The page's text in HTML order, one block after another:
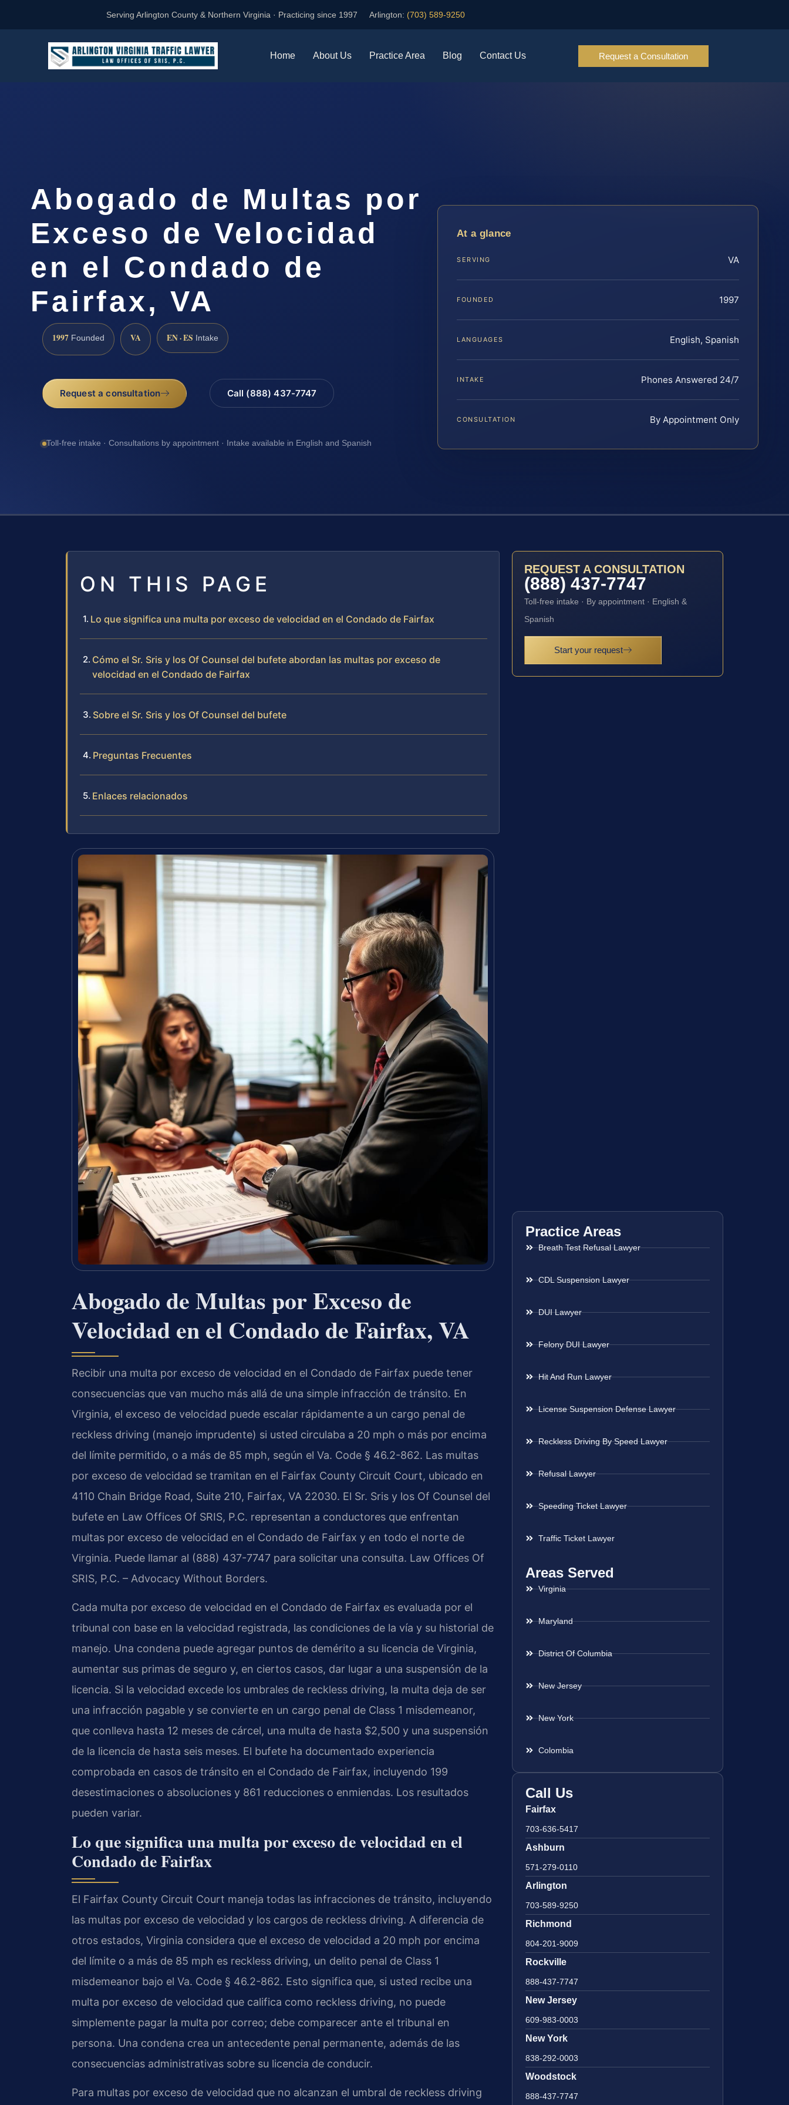
Serving Arlington County & Northern Virginia · Practicing since 1997 Arlington: (703) 589-9250
Home About Us Practice Area Blog Contact Us Request a Consultation
Abogado de Multas por
Exceso de Velocidad
en el Condado de
Fairfax, VA
1997 Founded VA EN · ES Intake
Request a consultation Call (888) 437-7747
Toll-free intake · Consultations by appointment · Intake available in English and Spanish
At a glance
SERVING VA
FOUNDED 1997
LANGUAGES English, Spanish
INTAKE Phones Answered 24/7
CONSULTATION By Appointment Only
ON THIS PAGE
Lo que significa una multa por exceso de velocidad en el Condado de Fairfax
Cómo el Sr. Sris y los Of Counsel del bufete abordan las multas por exceso de
velocidad en el Condado de Fairfax
Sobre el Sr. Sris y los Of Counsel del bufete
Preguntas Frecuentes
Enlaces relacionados
Abogado de Multas por Exceso de
Velocidad en el Condado de Fairfax, VA
Recibir una multa por exceso de velocidad en el Condado de Fairfax puede tener
consecuencias que van mucho más allá de una simple infracción de tránsito. En
Virginia, el exceso de velocidad puede escalar rápidamente a un cargo penal de
reckless driving (manejo imprudente) si usted circulaba a 20 mph o más por encima
del límite permitido, o a más de 85 mph, según el Va. Code § 46.2-862. Las multas
por exceso de velocidad se tramitan en el Fairfax County Circuit Court, ubicado en
4110 Chain Bridge Road, Suite 210, Fairfax, VA 22030. El Sr. Sris y los Of Counsel del
bufete en Law Offices Of SRIS, P.C. representan a conductores que enfrentan
multas por exceso de velocidad en el Condado de Fairfax y en todo el norte de
Virginia. Puede llamar al (888) 437-7747 para solicitar una consulta. Law Offices Of
SRIS, P.C. – Advocacy Without Borders.
Cada multa por exceso de velocidad en el Condado de Fairfax es evaluada por el
tribunal con base en la velocidad registrada, las condiciones de la vía y su historial de
manejo. Una condena puede agregar puntos de demérito a su licencia de Virginia,
aumentar sus primas de seguro y, en ciertos casos, dar lugar a una suspensión de la
licencia. Si la velocidad excede los umbrales de reckless driving, la multa deja de ser
una infracción pagable y se convierte en un cargo penal de Class 1 misdemeanor,
que conlleva hasta 12 meses de cárcel, una multa de hasta $2,500 y una suspensión
de la licencia de hasta seis meses. El bufete ha documentado experiencia
comprobada en casos de tránsito en el Condado de Fairfax, incluyendo 199
desestimaciones o absoluciones y 861 reducciones o enmiendas. Los resultados
pueden variar.
Lo que significa una multa por exceso de velocidad en el
Condado de Fairfax
El Fairfax County Circuit Court maneja todas las infracciones de tránsito, incluyendo
las multas por exceso de velocidad y los cargos de reckless driving. A diferencia de
otros estados, Virginia considera que el exceso de velocidad a 20 mph por encima
del límite o a más de 85 mph es reckless driving, un delito penal de Class 1
misdemeanor bajo el Va. Code § 46.2-862. Esto significa que, si usted recibe una
multa por exceso de velocidad que califica como reckless driving, no puede
simplemente pagar la multa por correo; debe comparecer ante el tribunal en
persona. Una condena crea un antecedente penal permanente, además de las
consecuencias administrativas sobre su licencia de conducir.
Para multas por exceso de velocidad que no alcanzan el umbral de reckless driving
REQUEST A CONSULTATION
(888) 437-7747
Toll-free intake · By appointment · English &
Spanish
Start your request
Practice Areas
Breath Test Refusal Lawyer
CDL Suspension Lawyer
DUI Lawyer
Felony DUI Lawyer
Hit And Run Lawyer
License Suspension Defense Lawyer
Reckless Driving By Speed Lawyer
Refusal Lawyer
Speeding Ticket Lawyer
Traffic Ticket Lawyer
Areas Served
Virginia
Maryland
District Of Columbia
New Jersey
New York
Colombia
Call Us
Fairfax
703-636-5417
Ashburn
571-279-0110
Arlington
703-589-9250
Richmond
804-201-9009
Rockville
888-437-7747
New Jersey
609-983-0003
New York
838-292-0003
Woodstock
888-437-7747